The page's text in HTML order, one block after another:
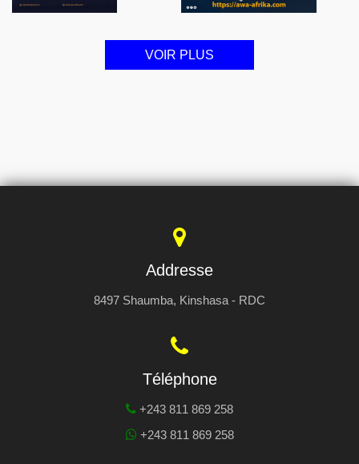
VOIR PLUS
Addresse
8497 Shaumba, Kinshasa - RDC
Téléphone
+243 811 869 258
+243 811 869 258